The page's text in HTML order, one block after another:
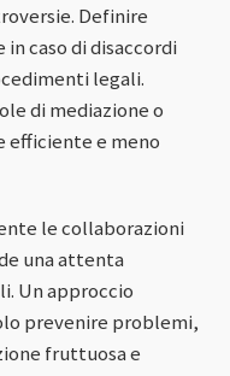
Definire
caso di disaccordi
legali.
di mediazione o
efficiente e meno
le collaborazioni
una attenta
Un approccio
prevenire problemi,
fruttuosa e